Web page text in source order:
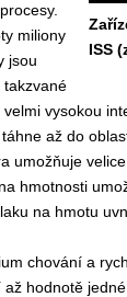
ISS
miliony
jsou
vysokou
až do
umožňuje
hmotnosti
na hmotu
chování a
hodnotě